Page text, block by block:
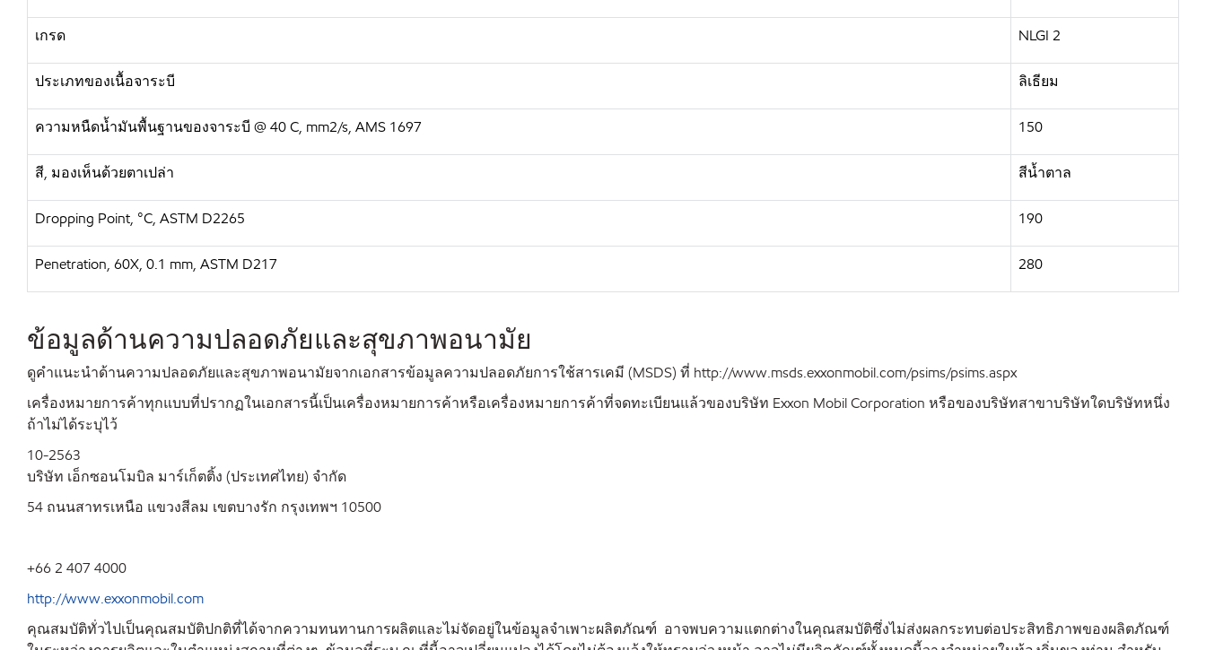
เกรด NLGI 2
ประเภทของเนื้อจาระบี ลิเธียม
ความหนืดน้ำมันพื้นฐานของจาระบี @ 40 C, mm2/s, AMS 1697 150
สี, มองเห็นด้วยตาเปล่า สีน้ำตาล
Dropping Point, °C, ASTM D2265 190
Penetration, 60X, 0.1 mm, ASTM D217 280
ข้อมูลด้านความปลอดภัยและสุขภาพอนามัย
ดูคำแนะนำด้านความปลอดภัยและสุขภาพอนามัยจากเอกสารข้อมูลความปลอดภัยการใช้สารเคมี (MSDS) ที่ http://www.msds.exxonmobil.com/psims/psims.aspx
เครื่องหมายการค้าทุกแบบที่ปรากฏในเอกสารนี้เป็นเครื่องหมายการค้าหรือเครื่องหมายการค้าที่จดทะเบียนแล้วของบริษัท Exxon Mobil Corporation หรือของบริษัทสาขาบริษัทใดบริษัทหนึ่ง
ถ้าไม่ได้ระบุไว้
10-2563
บริษัท เอ็กซอนโมบิล มาร์เก็ตติ้ง (ประเทศไทย) จำกัด
54 ถนนสาทรเหนือ แขวงสีลม เขตบางรัก กรุงเทพฯ 10500
+66 2 407 4000
http://www.exxonmobil.com
คุณสมบัติทั่วไปเป็นคุณสมบัติปกติที่ได้จากความทนทานการผลิตและไม่จัดอยู่ในข้อมูลจำเพาะผลิตภัณฑ์ อาจพบความแตกต่างในคุณสมบัติซึ่งไม่ส่งผลกระทบต่อประสิทธิภาพของผลิตภัณฑ์